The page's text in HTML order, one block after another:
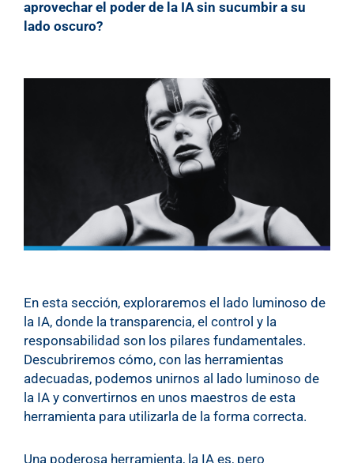
aprovechar el poder de la IA sin sucumbir a su
lado oscuro?
En esta sección, exploraremos el lado luminoso de
la IA, donde la transparencia, el control y la
responsabilidad son los pilares fundamentales.
Descubriremos cómo, con las herramientas
adecuadas, podemos unirnos al lado luminoso de
la IA y convertirnos en unos maestros de esta
herramienta para utilizarla de la forma correcta.
Una poderosa herramienta, la IA es, pero